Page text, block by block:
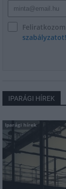
szabályzatot!
IPARÁGI HÍREK
Iparági hírek